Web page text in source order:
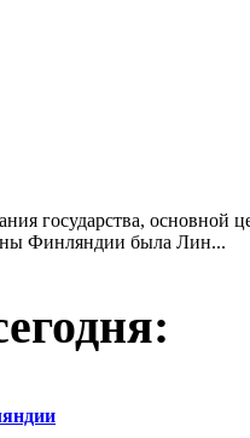
государства, основной
Финляндии была Лин...